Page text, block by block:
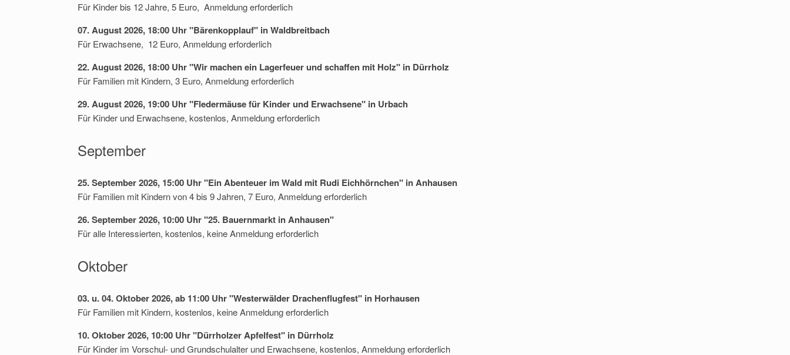
Für Kinder bis 12 Jahre, 5 Euro, Anmeldung erforderlich
07. August 2026, 18:00 Uhr "Bärenkopplauf" in Waldbreitbach
Für Erwachsene, 12 Euro, Anmeldung erforderlich
22. August 2026, 18:00 Uhr "Wir machen ein Lagerfeuer und schaffen mit Holz" in Dürrholz
Für Familien mit Kindern, 3 Euro, Anmeldung erforderlich
29. August 2026, 19:00 Uhr "Fledermäuse für Kinder und Erwachsene" in Urbach
Für Kinder und Erwachsene, kostenlos, Anmeldung erforderlich
September
25. September 2026, 15:00 Uhr "Ein Abenteuer im Wald mit Rudi Eichhörnchen" in Anhausen
Für Familien mit Kindern von 4 bis 9 Jahren, 7 Euro, Anmeldung erforderlich
26. September 2026, 10:00 Uhr "25. Bauernmarkt in Anhausen"
Für alle Interessierten, kostenlos, keine Anmeldung erforderlich
Oktober
03. u. 04. Oktober 2026, ab 11:00 Uhr "Westerwälder Drachenflugfest" in Horhausen
Für Familien mit Kindern, kostenlos, keine Anmeldung erforderlich
10. Oktober 2026, 10:00 Uhr "Dürrholzer Apfelfest" in Dürrholz
Für Kinder im Vorschul- und Grundschulalter und Erwachsene, kostenlos, Anmeldung erforderlich